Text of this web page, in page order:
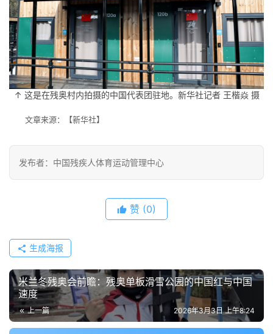
↑ 这是在残奥村内拍摄的中国代表团驻地。新华社记者 王楷焱 摄
文章来源：【新华社】
发布者：中国残疾人体育运动管理中心
赞 (0)
生成海报
米兰冬残奥会前瞻：残奥单板滑雪公园的中国红与中国
速度
上一篇 2026年3月3日 上午8:24